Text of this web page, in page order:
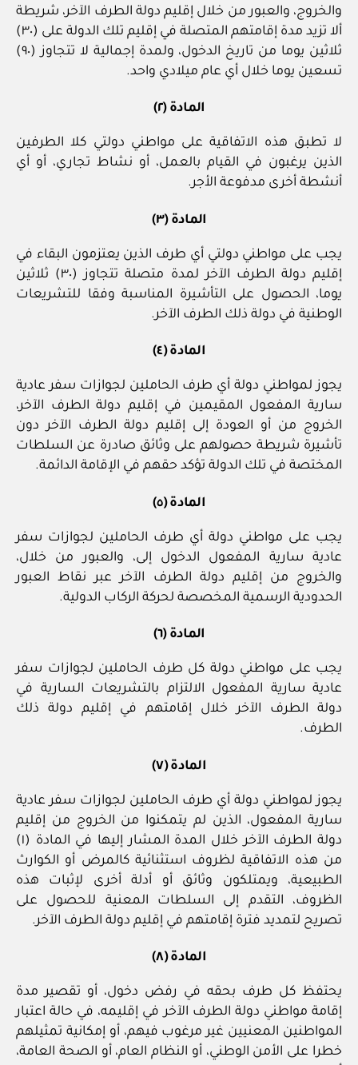
والخروج، والعبور من خلال إقليم دولة الطرف الآخر، شريطة
ألا تزيد مدة إقامتهم المتصلة في إقليم تلك الدولة على (٣٠)
ثلاثين يوما من تاريخ الدخول، ولمدة إجمالية لا تتجاوز (٩٠)
تسعين يوما خلال أي عام ميلادي واحد.
المادة (٢)
لا تطبق هذه الاتفاقية على مواطني دولتي كلا الطرفين
الذين يرغبون في القيام بالعمل، أو نشاط تجاري، أو أي
أنشطة أخرى مدفوعة الأجر.
المادة (٣)
يجب على مواطني دولتي أي طرف الذين يعتزمون البقاء في
إقليم دولة الطرف الآخر لمدة متصلة تتجاوز (٣٠) ثلاثين
يوما، الحصول على التأشيرة المناسبة وفقا للتشريعات
الوطنية في دولة ذلك الطرف الآخر.
المادة (٤)
يجوز لمواطني دولة أي طرف الحاملين لجوازات سفر عادية
سارية المفعول المقيمين في إقليم دولة الطرف الآخر،
الخروج من أو العودة إلى إقليم دولة الطرف الآخر دون
تأشيرة شريطة حصولهم على وثائق صادرة عن السلطات
المختصة في تلك الدولة تؤكد حقهم في الإقامة الدائمة.
المادة (٥)
يجب على مواطني دولة أي طرف الحاملين لجوازات سفر
عادية سارية المفعول الدخول إلى، والعبور من خلال،
والخروج من إقليم دولة الطرف الآخر عبر نقاط العبور
الحدودية الرسمية المخصصة لحركة الركاب الدولية.
المادة (٦)
يجب على مواطني دولة كل طرف الحاملين لجوازات سفر
عادية سارية المفعول الالتزام بالتشريعات السارية في
دولة الطرف الآخر خلال إقامتهم في إقليم دولة ذلك
الطرف.
المادة (٧)
يجوز لمواطني دولة أي طرف الحاملين لجوازات سفر عادية
سارية المفعول، الذين لم يتمكنوا من الخروج من إقليم
دولة الطرف الآخر خلال المدة المشار إليها في المادة (١)
من هذه الاتفاقية لظروف استثنائية كالمرض أو الكوارث
الطبيعية، ويمتلكون وثائق أو أدلة أخرى لإثبات هذه
الظروف، التقدم إلى السلطات المعنية للحصول على
تصريح لتمديد فترة إقامتهم في إقليم دولة الطرف الآخر.
المادة (٨)
يحتفظ كل طرف بحقه في رفض دخول، أو تقصير مدة
إقامة مواطني دولة الطرف الآخر في إقليمه، في حالة اعتبار
المواطنين المعنيين غير مرغوب فيهم، أو إمكانية تمثيلهم
خطرا على الأمن الوطني، أو النظام العام، أو الصحة العامة،